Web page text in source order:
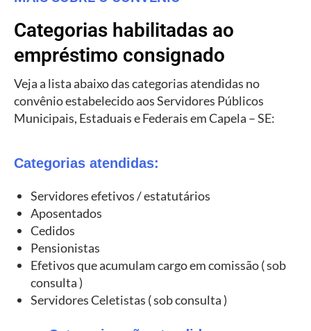
Categorias habilitadas ao
empréstimo consignado
Veja a lista abaixo das categorias atendidas no
convênio estabelecido aos Servidores Públicos
Municipais, Estaduais e Federais em Capela – SE:
Categorias atendidas:
Servidores efetivos / estatutários
Aposentados
Cedidos
Pensionistas
Efetivos que acumulam cargo em comissão ( sob
consulta )
Servidores Celetistas ( sob consulta )